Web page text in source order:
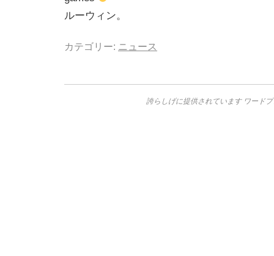
ルーウィン。
カテゴリー: ニュース
誇らしげに提供されています ワード